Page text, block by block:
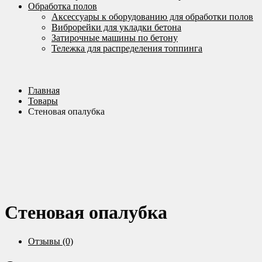
Обработка полов
Аксессуары к оборудованию для обработки полов
Виброрейки для укладки бетона
Затирочные машины по бетону
Тележка для распределения топпинга
Главная
Товары
Стеновая опалубка
Стеновая опалубка
Отзывы (0)